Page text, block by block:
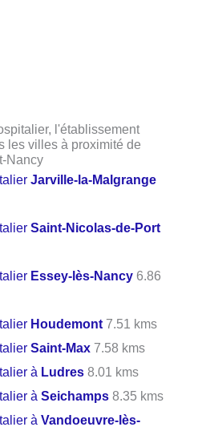
l'établissement
les villes à proximité de
Nancy
Jarville-la-Malgrange
Saint-Nicolas-de-Port
Essey-lès-Nancy 6.86
Houdemont 7.51 kms
Saint-Max 7.58 kms
à Ludres 8.01 kms
àSeichamps 8.35 kms
àVandoeuvre-lès-